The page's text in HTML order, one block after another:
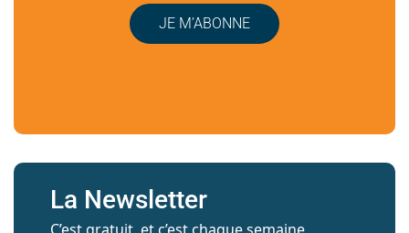
JE M’ABONNE
La Newsletter